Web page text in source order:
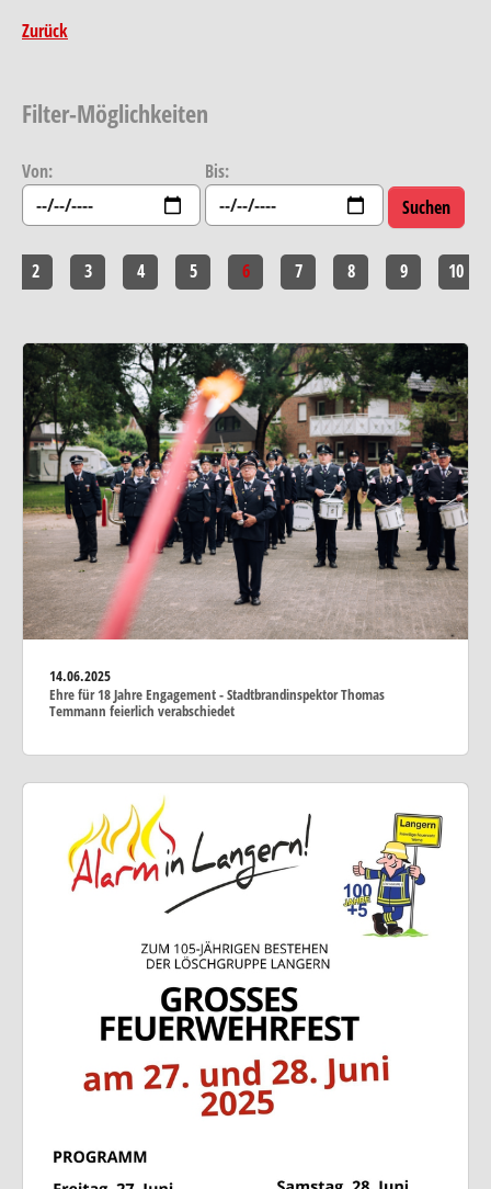
Zurück
Filter-Möglichkeiten
Von: Bis:
2 3 4 5 6 7 8 9 10
14.06.2025
Ehre für 18 Jahre Engagement - Stadtbrandinspektor Thomas
Temmann feierlich verabschiedet